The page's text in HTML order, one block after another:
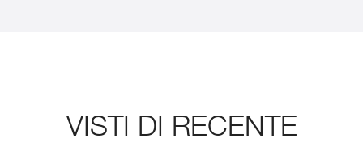
VISTI DI RECENTE